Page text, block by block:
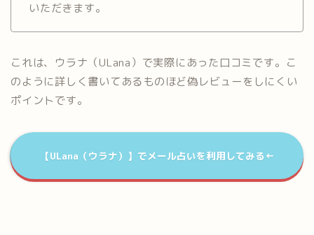
いただきます。
これは、ウラナ（ULana）で実際にあった口コミです。こ
のように詳しく書いてあるものほど偽レビューをしにくい
ポイントです。
【ULana（ウラナ）】でメール占いを利用してみる←